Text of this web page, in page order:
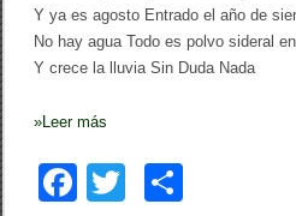
Y ya es agosto Entrado el año de
No hay agua Todo es polvo sideral
Y crece la lluvia Sin Duda Nada
»Leer más
F